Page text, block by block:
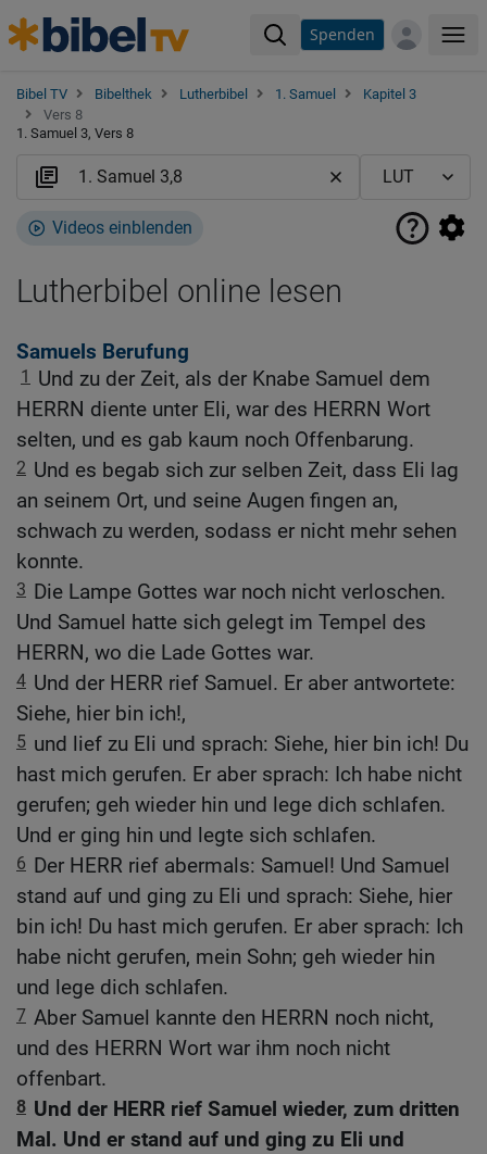
Spenden
Bibel TV Bibelthek Lutherbibel 1. Samuel
Kapitel 3
Vers 8
1. Samuel 3, Vers 8
Videos einblenden
Lutherbibel online lesen
Samuels Berufung
1
Und zu der Zeit, als der Knabe Samuel dem
HERRN diente unter Eli, war des HERRN Wort
selten, und es gab kaum noch Offenbarung.
2 Und es begab sich zur selben Zeit, dass Eli lag
an seinem Ort, und seine Augen fingen an,
schwach zu werden, sodass er nicht mehr sehen
konnte.
3 Die Lampe Gottes war noch nicht verloschen.
Und Samuel hatte sich gelegt im Tempel des
HERRN, wo die Lade Gottes war.
4 Und der HERR rief Samuel. Er aber antwortete:
Siehe, hier bin ich!,
5 und lief zu Eli und sprach: Siehe, hier bin ich! Du
hast mich gerufen. Er aber sprach: Ich habe nicht
gerufen; geh wieder hin und lege dich schlafen.
Und er ging hin und legte sich schlafen.
6 Der HERR rief abermals: Samuel! Und Samuel
stand auf und ging zu Eli und sprach: Siehe, hier
bin ich! Du hast mich gerufen. Er aber sprach: Ich
habe nicht gerufen, mein Sohn; geh wieder hin
und lege dich schlafen.
7 Aber Samuel kannte den HERRN noch nicht,
und des HERRN Wort war ihm noch nicht
offenbart.
8 Und der HERR rief Samuel wieder, zum dritten
Mal. Und er stand auf und ging zu Eli und